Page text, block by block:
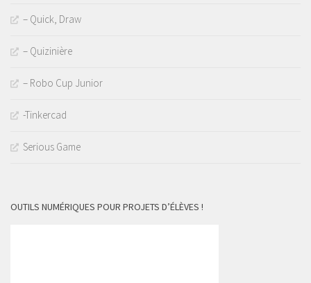
– Quick, Draw
– Quizinière
– Robo Cup Junior
-Tinkercad
Serious Game
OUTILS NUMÉRIQUES POUR PROJETS D’ÉLÈVES !